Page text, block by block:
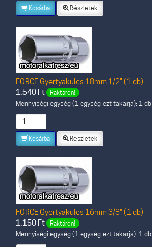
Kosárba Részletek
FORCE Gyertyakulcs 18mm 1/2" (1 db)
1.540 Ft Raktáron!
Mennyiségi egység (1 egység ezt takarja): 1 db
Kosárba Részletek
FORCE Gyertyakulcs 16mm 3/8" (1 db)
1.150 Ft Raktáron!
Mennyiségi egység (1 egység ezt takarja): 1 db